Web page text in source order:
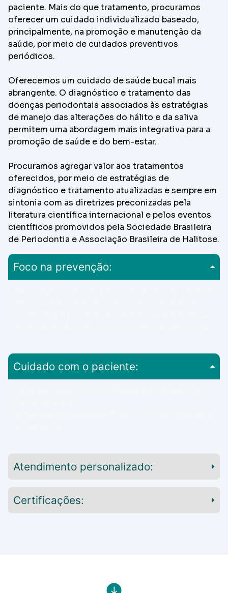
paciente. Mais do que tratamento, procuramos
oferecer um cuidado individualizado baseado,
principalmente, na promoção e manutenção da
saúde, por meio de cuidados preventivos
periódicos.
Oferecemos um cuidado de saúde bucal mais
abrangente. O diagnóstico e tratamento das
doenças periodontais associados às estratégias
de manejo das alterações do hálito e da saliva
permitem uma abordagem mais integrativa para a
promoção de saúde e do bem-estar.
Procuramos agregar valor aos tratamentos
oferecidos, por meio de estratégias de
diagnóstico e tratamento atualizadas e sempre em
sintonia com as diretrizes preconizadas pela
literatura científica internacional e pelos eventos
científicos promovidos pela Sociedade Brasileira
de Periodontia e Associação Brasileira de Halitose.
Foco na prevenção:
Cuidado com o paciente:
Atendimento personalizado:
Certificações: